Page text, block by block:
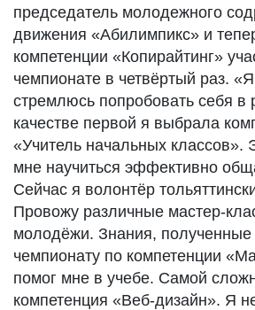
председатель молодежного
движения «Абилимпикс» и
компетенции «Копирайтинг»
чемпионате в четвёртый раз.
стремлюсь попробовать себя в
качестве первой я выбрала
«Учитель начальных классов».
мне научиться эффективно
Сейчас я волонтёр
Провожу различные мастер-
молодёжи. Знания, полученные
чемпионату по компетенции
помог мне в учебе. Самой
компетенция «Веб-дизайн». Я